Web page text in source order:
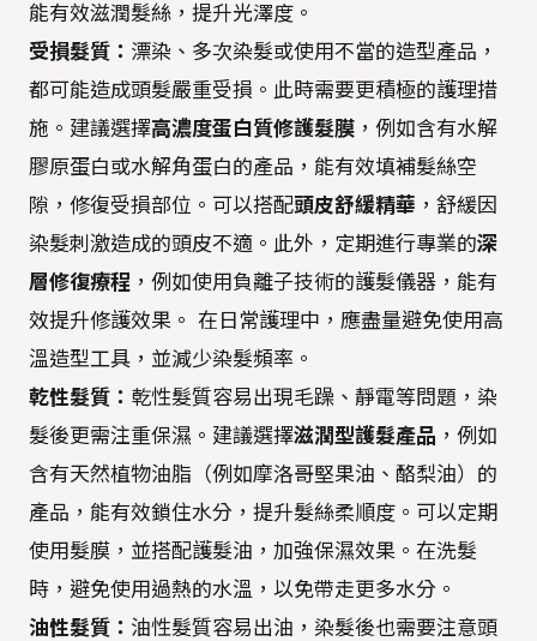
能有效滋潤髮絲，提升光澤度。
受損髮質： 漂染、多次染髮或使用不當的造型產品，
都可能造成頭髮嚴重受損。此時需要更積極的護理措
施。建議選擇高濃度蛋白質修護髮膜 ，例如含有水解
膠原蛋白或水解角蛋白的產品，能有效填補髮絲空
隙，修復受損部位。可以搭配頭皮舒緩精華 ，舒緩因
染髮刺激造成的頭皮不適。此外，定期進行專業的深
層修復療程 ，例如使用負離子技術的護髮儀器，能有
效提升修護效果。 在日常護理中，應盡量避免使用高
溫造型工具，並減少染髮頻率。
乾性髮質： 乾性髮質容易出現毛躁、靜電等問題，染
髮後更需注重保濕。建議選擇滋潤型護髮產品 ，例如
含有天然植物油脂（例如摩洛哥堅果油、酪梨油）的
產品，能有效鎖住水分，提升髮絲柔順度。可以定期
使用髮膜，並搭配護髮油，加強保濕效果。在洗髮
時，避免使用過熱的水溫，以免帶走更多水分。
油性髮質： 油性髮質容易出油，染髮後也需要注意頭